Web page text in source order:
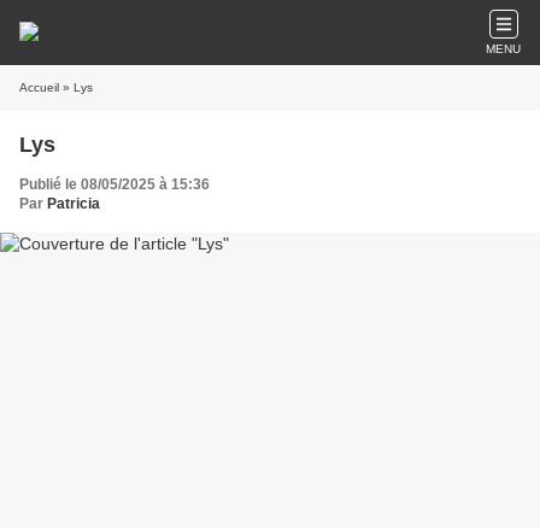
MENU
Accueil » Lys
Lys
Publié le 08/05/2025 à 15:36
Par Patricia